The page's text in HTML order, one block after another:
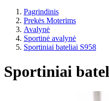
Pagrindinis
Prekės Moterims
Avalynė
Sportinė avalynė
Sportiniai bateliai S958
Sportiniai